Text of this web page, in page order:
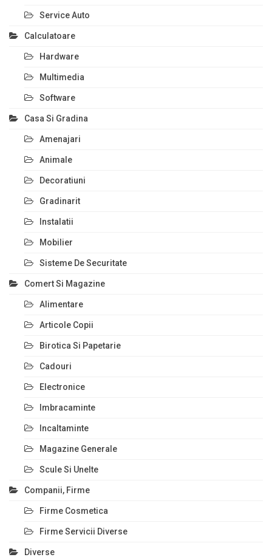
Service Auto
Calculatoare
Hardware
Multimedia
Software
Casa Si Gradina
Amenajari
Animale
Decoratiuni
Gradinarit
Instalatii
Mobilier
Sisteme De Securitate
Comert Si Magazine
Alimentare
Articole Copii
Birotica Si Papetarie
Cadouri
Electronice
Imbracaminte
Incaltaminte
Magazine Generale
Scule Si Unelte
Companii, Firme
Firme Cosmetica
Firme Servicii Diverse
Diverse